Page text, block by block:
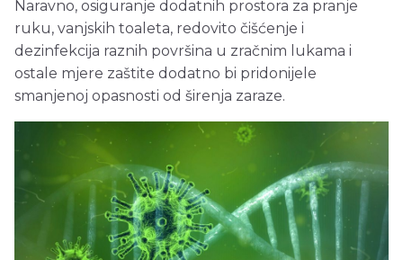
Naravno, osiguranje dodatnih prostora za pranje
ruku, vanjskih toaleta, redovito čišćenje i
dezinfekcija raznih površina u zračnim lukama i
ostale mjere zaštite dodatno bi pridonijele
smanjenoj opasnosti od širenja zaraze.